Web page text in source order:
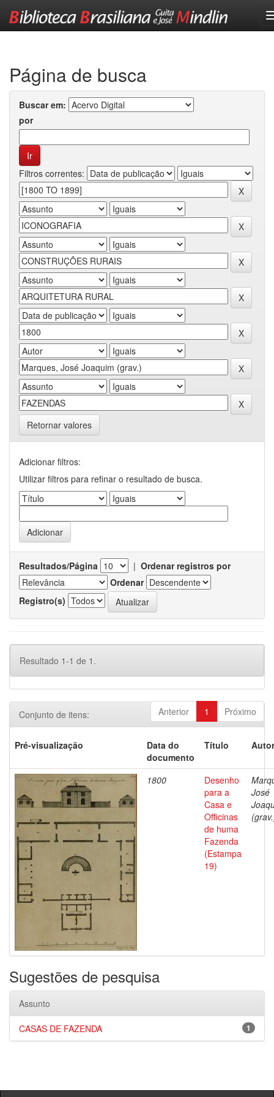
Página de busca
Buscar em:
por
Filtros correntes:
Retornar valores
Adicionar filtros:
Utilizar filtros para refinar o resultado de busca.
Resultados/Página | Ordenar registros por
Ordenar
Registro(s)
Resultado 1-1 de 1.
Anterior 1 Próximo
Conjunto de itens:
Pré-visualização
Data do
documento
Título
1800
Desenho
para a
Casa e
Officinas
de huma
Fazenda
(Estampa
19)
José
Sugestões de pesquisa
Assunto
1
CASAS DE FAZENDA